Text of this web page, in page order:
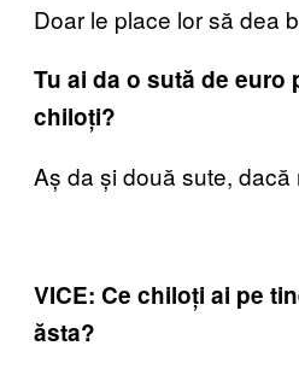
Doar le place lor să dea
Tu ai da o sută de euro
chiloți?
Aș da și două sute, dacă
VICE: Ce chiloți ai pe
ăsta?